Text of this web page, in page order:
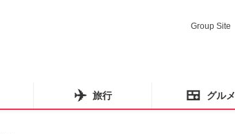
Group Site
✈️ 旅行 🍱 グルメ